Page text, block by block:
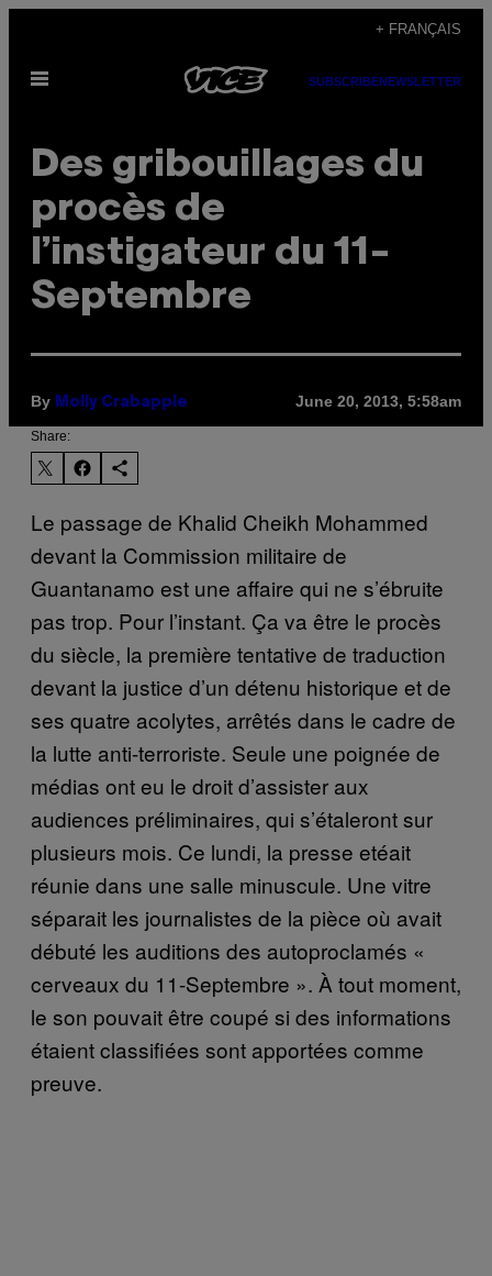
content
+ FRANÇAIS
Open
SUBSCRIBENEWSLETTER
Des gribouillages du
procès de
l’instigateur du 11-
Septembre
By Molly Crabapple June 20, 2013, 5:58am
Share:
Le passage de Khalid Cheikh Mohammed
devant la Commission militaire de
Guantanamo est une affaire qui ne s’ébruite
pas trop. Pour l’instant. Ça va être le procès
du siècle, la première tentative de traduction
devant la justice d’un détenu historique et de
ses quatre acolytes, arrêtés dans le cadre de
la lutte anti-terroriste. Seule une poignée de
médias ont eu le droit d’assister aux
audiences préliminaires, qui s’étaleront sur
plusieurs mois. Ce lundi, la presse etéait
réunie dans une salle minuscule. Une vitre
séparait les journalistes de la pièce où avait
débuté les auditions des autoproclamés «
cerveaux du 11-Septembre ». À tout moment,
le son pouvait être coupé si des informations
étaient classifiées sont apportées comme
preuve.